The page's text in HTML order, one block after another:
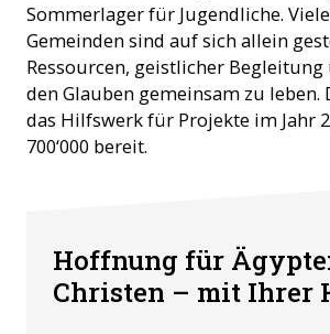
Sommerlager für Jugendliche.
Gemeinden sind auf sich allein
Ressourcen, geistlicher
den Glauben gemeinsam zu
das Hilfswerk für Projekte im Jahr
700‘000 bereit.
Hoffnung für
Christen – mit Ihrer